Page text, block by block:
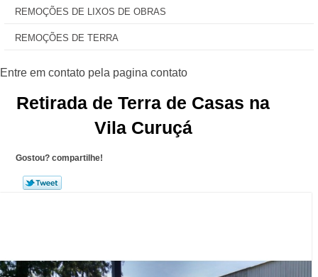
REMOÇÕES DE LIXOS DE OBRAS
REMOÇÕES DE TERRA
Retirada de Terra de Casas na
Vila Curuçá
Gostou? compartilhe!